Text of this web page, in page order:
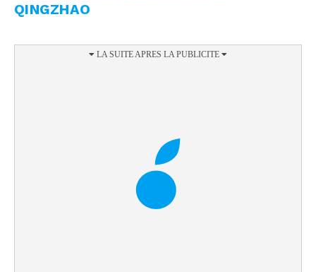
QINGZHAO